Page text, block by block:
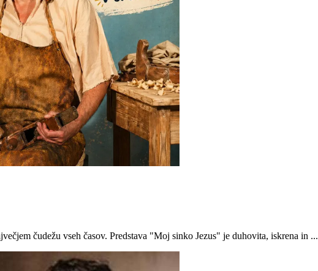
čudežu vseh časov. Predstava "Moj sinko Jezus" je duhovita, iskrena in ...